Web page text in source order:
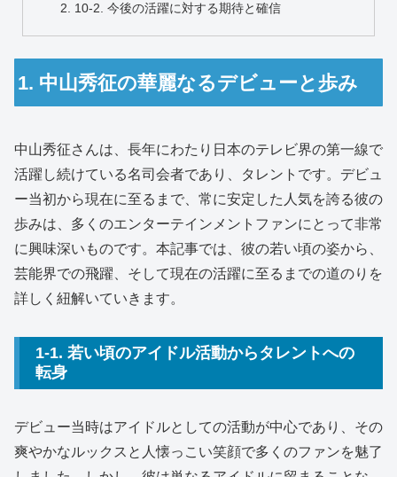
10-2. 今後の活躍に対する期待と確信
1. 中山秀征の華麗なるデビューと歩み
中山秀征さんは、長年にわたり日本のテレビ界の第一線で
活躍し続けている名司会者であり、タレントです。デビュ
ー当初から現在に至るまで、常に安定した人気を誇る彼の
歩みは、多くのエンターテインメントファンにとって非常
に興味深いものです。本記事では、彼の若い頃の姿から、
芸能界での飛躍、そして現在の活躍に至るまでの道のりを
詳しく紐解いていきます。
1-1. 若い頃のアイドル活動からタレントへの
転身
デビュー当時はアイドルとしての活動が中心であり、その
爽やかなルックスと人懐っこい笑顔で多くのファンを魅了